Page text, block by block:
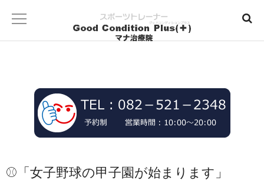
⚾「女子野球の甲子園が始まります」